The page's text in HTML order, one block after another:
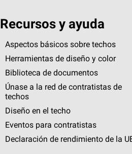
Recursos y ayuda
Aspectos básicos sobre techos
Herramientas de diseño y color
Biblioteca de documentos
Únase a la red de contratistas de
techos
Diseño en el techo
Eventos para contratistas
Declaración de rendimiento de la